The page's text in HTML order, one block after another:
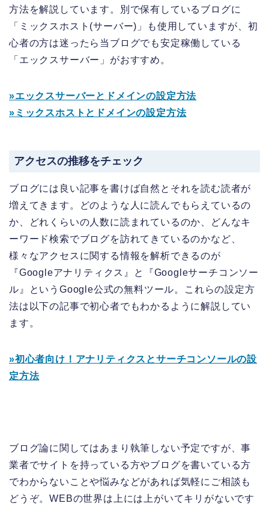
方法を解説しています。別で保有しているブログに
「ミックスホスト(サーバー)」も使用していますが、初
心者の方は迷ったら当ブログでも安定稼働している
「エックスサーバー」がおすすめ。
»エックスサーバーとドメインの設定方法
»ミックスホストとドメインの設定方法
アクセスの推移をチェック
ブログには良い記事を書けば自然とそれを読む読者が
増えてきます。どのような人に読んでもらえているの
か、どれくらいの人数に読まれているのか、どんなキ
ーワード検索でブログを訪れてきているのかなど、
様々なアクセスに関する情報を解析できるのが
『Googleアナリティクス』と『Googleサーチコンソー
ル』というGoogle公式の無料ツール。これらの設定方
法は以下の記事で初心者でもわかるように解説してい
ます。
»初心者向け！アナリティクスとサーチコンソールの設
定方法
ブログ論に関してはあまり執筆しない予定ですが、事
業者でサイトを持っている方やブログを書いている方
でわからないことや悩みなどがあれば気軽にご相談も
どうぞ。WEBの世界は上には上がいてキリがないです